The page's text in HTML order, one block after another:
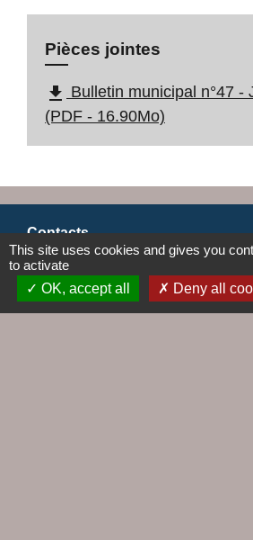
Pièces jointes
file_download Bulletin municipal n°47 -
(PDF - 16.90Mo)
Contacts
Commune du Croisic
5, rue Jules Ferry
44490 Le Croisic - FRANCE
This site uses cookies and gives you
to activate
OK, accept all
Deny all